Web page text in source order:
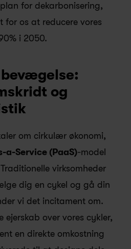
for dekarbonisering,
for os at reducere vores
i 2050.
og
om cirkulær økonomi,
a-Service (PaaS)-model
virksomheder
dig en cykel og gå din
vi det incitament om.
ejerskab over vores cykler,
en direkte omkostning